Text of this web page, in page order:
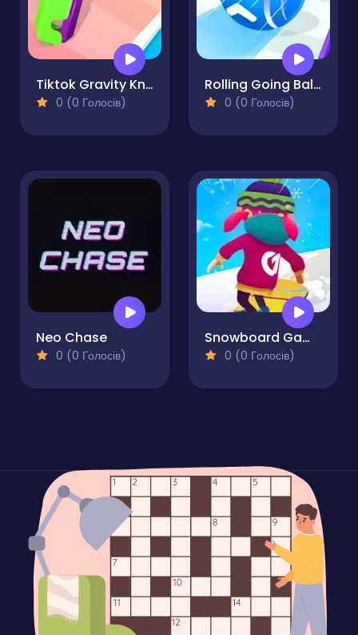
Tiktok Gravity Knife Rush
0 (0 Голосів)
Rolling Going Balls
0 (0 Голосів)
Neo Chase
0 (0 Голосів)
Snowboard Game Party
0 (0 Голосів)